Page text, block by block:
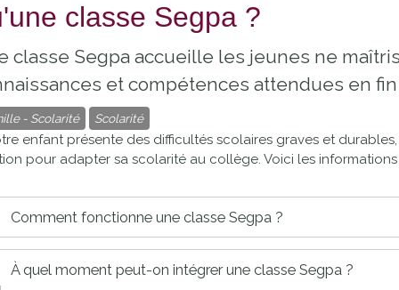
Varèze
des
assistante
maternelle
Pôle petite
enfance
Etablissements
scolaires
publics
ADMR
CCAS
Départemental
des Trois
Rivières
de
tourisme
Piscines
proches de
Cour et
classe Segpa ?
classe Segpa accueille les jeunes ne
et compétences attendues en
- Scolarité Scolarité
enfant présente des difficultés scolaires graves et
pour adapter sa scolarité au collège. Voici les
Comment fonctionne une classe Segpa ?
À quel moment peut-on intégrer une classe Segpa ?